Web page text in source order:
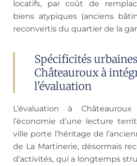
locatifs, par coût de
biens atypiques (anciens
reconvertis du quartier de la
Spécificités
Châteauroux à
l'évaluation
L’évaluation à
l’économie d’une lecture
ville porte l’héritage de
de La Martinerie, désormais
d’activités, qui a longtemps